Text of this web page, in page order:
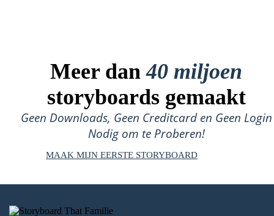
Meer dan40 miljoen
storyboards gemaakt
Geen Downloads, Geen Creditcard en Geen Login
Nodig om te Proberen!
MAAK MIJN EERSTE STORYBOARD